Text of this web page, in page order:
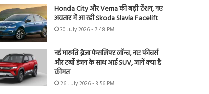
Honda City और Verna की बढ़ी टेंशन, नए
अवतार में आ रही Skoda Slavia Facelift
30 July 2026 - 7:48 PM
नई मारुति ब्रेजा फेसलिफ्ट लॉन्च, नए फीचर्स
और टर्बो इंजन के साथ आई SUV, जानें क्या है
कीमत
26 July 2026 - 3:56 PM